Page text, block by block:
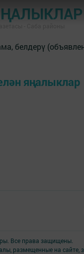
белдерү
яңалыклар
Все права защищены.
размещенные на сайте,